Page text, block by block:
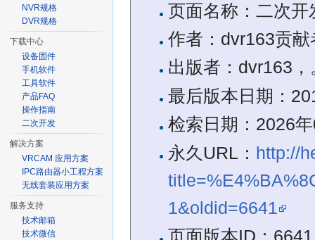
页面名称：二次开
作者：dvr163贡献
出版者：dvr163，
最后版本日期：
检索日期：2026
永久URL： http://
1&oldid=6641
页面版本ID：6641
NVR规格
DVR规格
下载中心
设备固件
手机软件
工具软件
产品FAQ
操作指南
二次开发
解决方案
VRCAM 应用方案
IPC路由器小工程方案
无线套装应用方案
服务支持
技术邮箱
技术微信